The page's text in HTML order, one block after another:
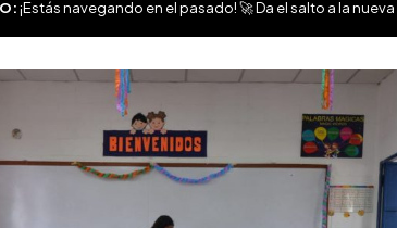
¡Estás navegando en el pasado! 🚀 Da el salto a la